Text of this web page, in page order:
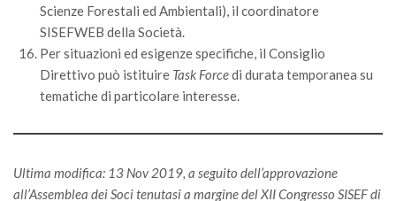
IX Congresso (Bolzano 2013)
VII Congresso (Isernia 2009)
VI Congresso (Arezzo 2007)
V Congresso (Torino 2003)
III Congresso (Viterbo 2001)
Scienze Forestali ed Ambientali), il coordinatore
SISEFWEB della Società.
Per situazioni ed esigenze specifiche, il Consiglio
Direttivo può istituire Task Forcedi durata temporanea su
tematiche di particolare interesse.
Ultima modifica: 13 Nov 2019, a seguito dell’approvazione
all’Assemblea dei Soci tenutasi a margine del XII Congresso SISEF di